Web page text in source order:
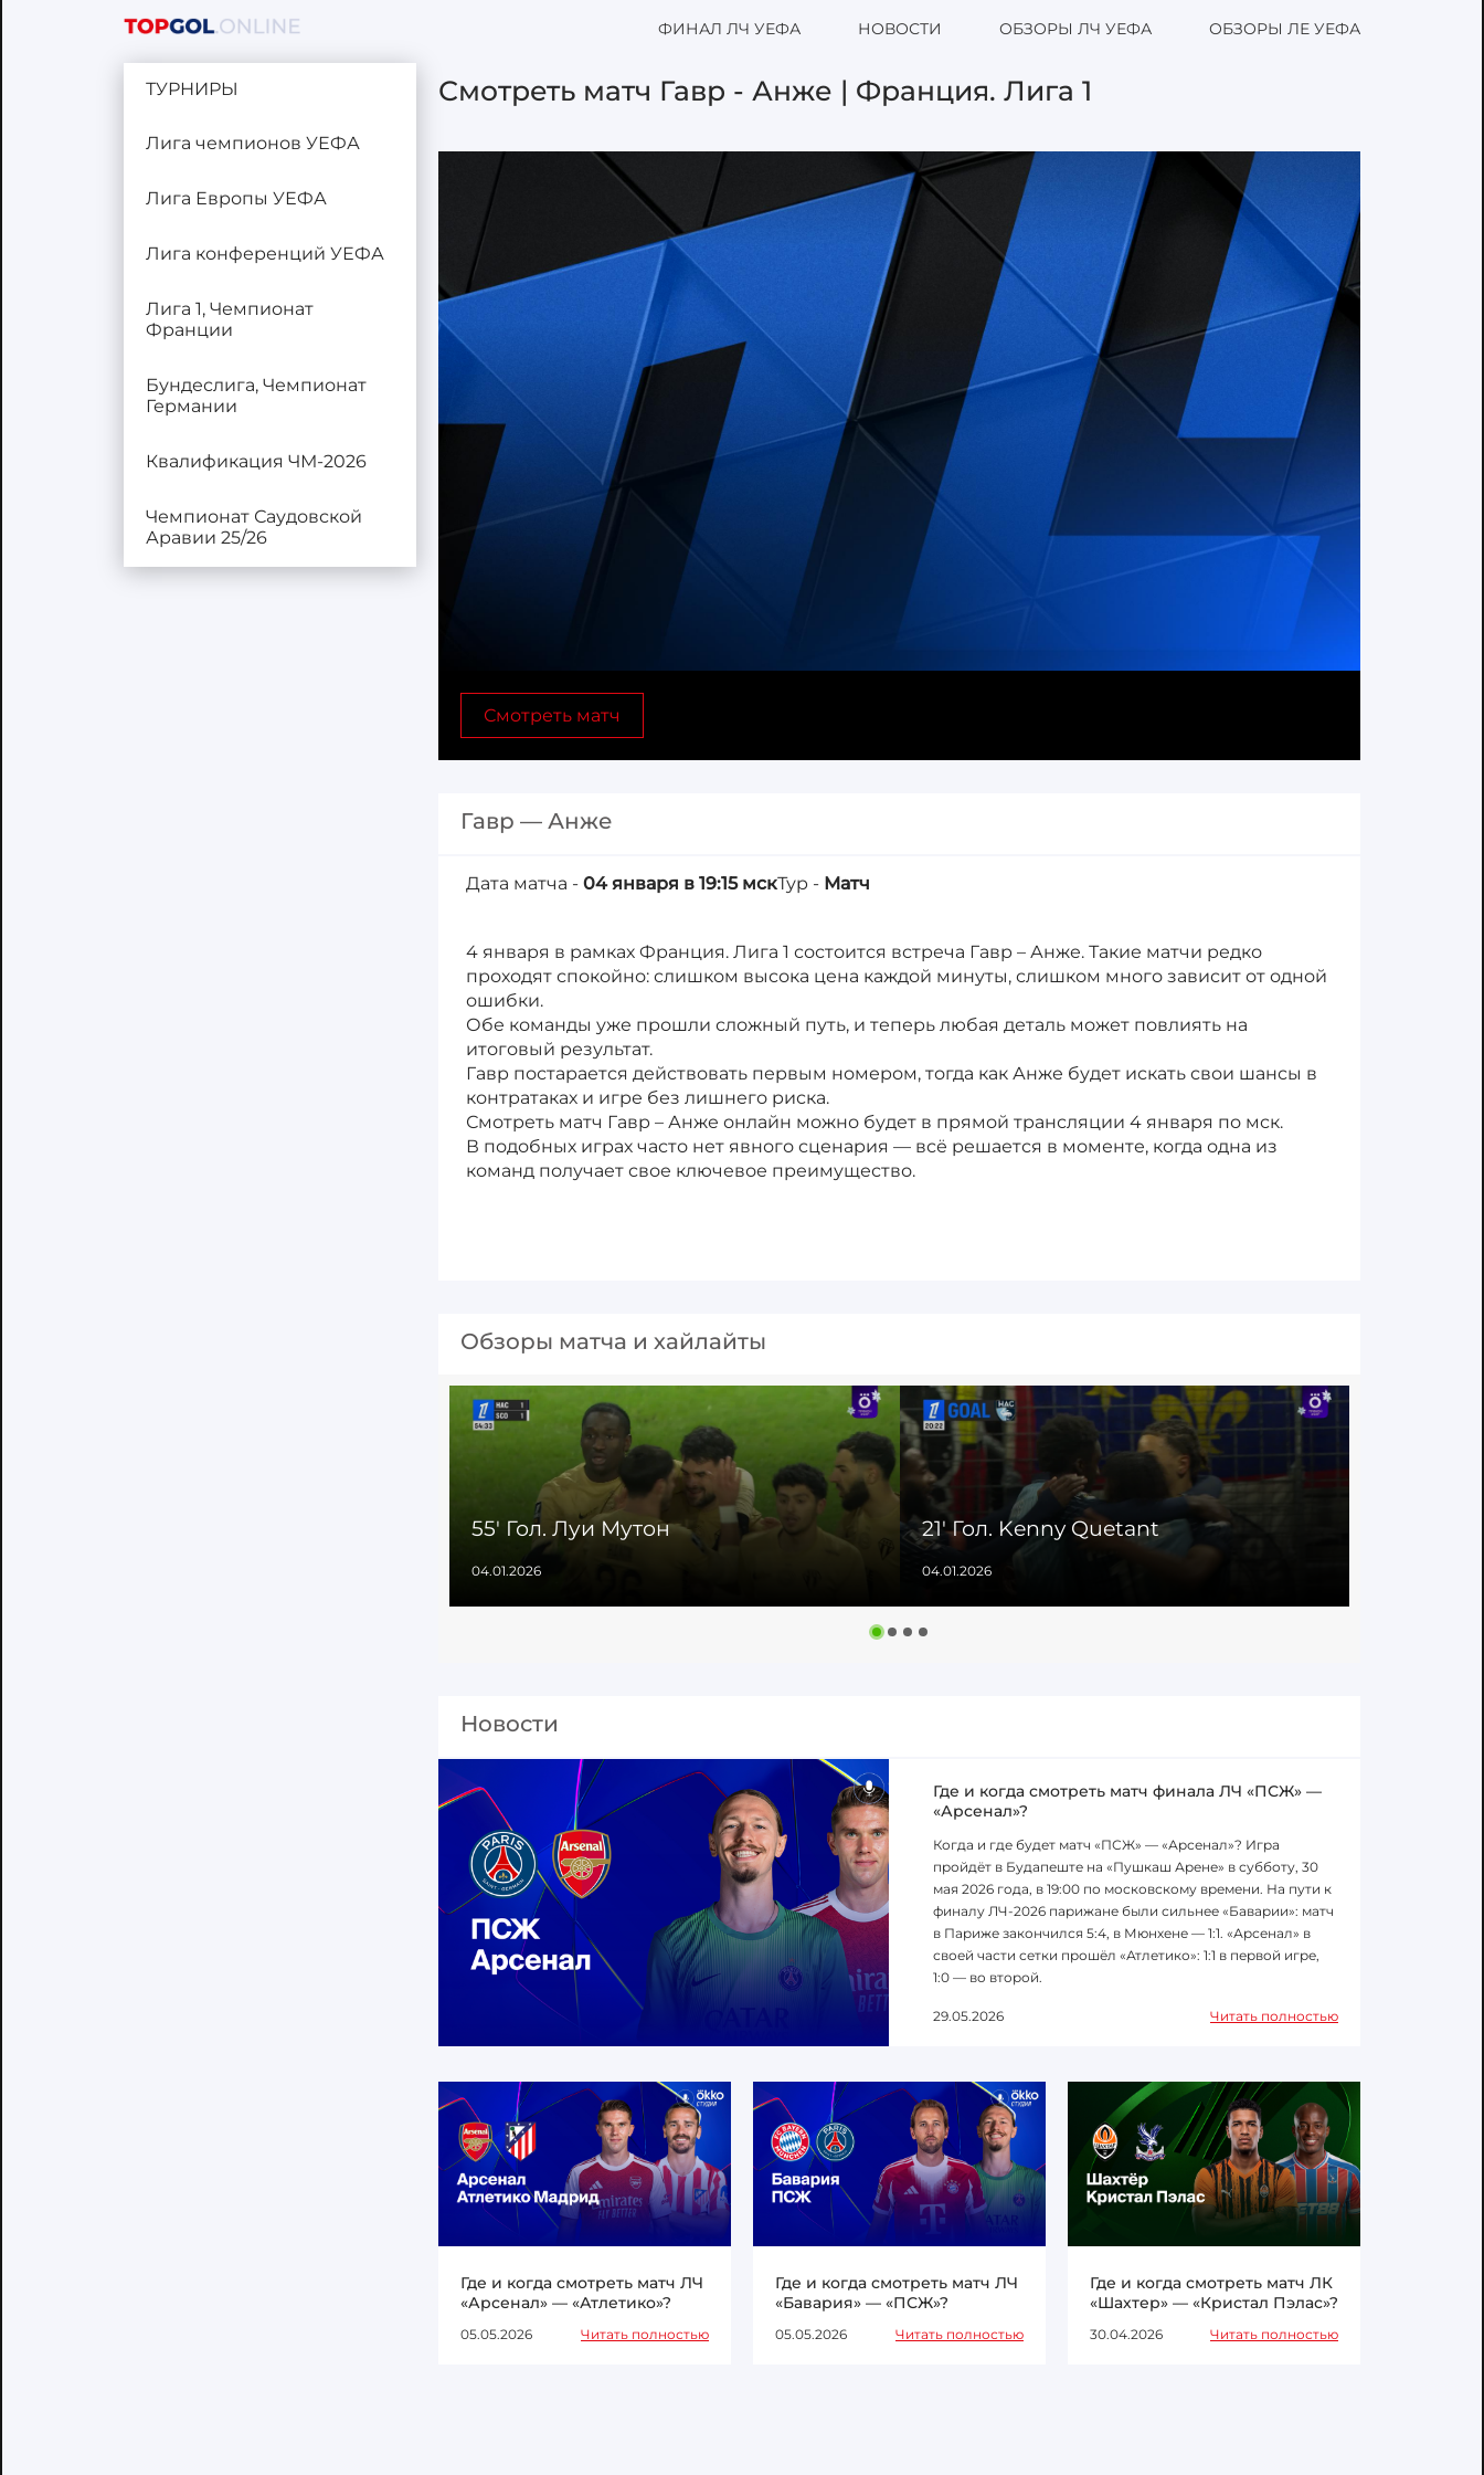
ФИНАЛ ЛЧ УЕФА НОВОСТИ ОБЗОРЫ ЛЧ УЕФА ОБЗОРЫ ЛЕ УЕФА
ТУРНИРЫ
Лига чемпионов УЕФА
Лига Европы УЕФА
Лига конференций УЕФА
Лига 1, Чемпионат
Франции
Бундеслига, Чемпионат
Германии
Квалификация ЧМ-2026
Чемпионат Саудовской
Аравии 25/26
Смотреть матч Гавр - Анже | Франция. Лига 1
Смотреть матч
Гавр — Анже
Дата матча - 04 января в 19:15 мскТур - Матч
4 января в рамках Франция. Лига 1 состоится встреча Гавр – Анже. Такие матчи редко
проходят спокойно: слишком высока цена каждой минуты, слишком много зависит от одной
ошибки.
Обе команды уже прошли сложный путь, и теперь любая деталь может повлиять на
итоговый результат.
Гавр постарается действовать первым номером, тогда как Анже будет искать свои шансы в
контратаках и игре без лишнего риска.
Смотреть матч Гавр – Анже онлайн можно будет в прямой трансляции 4 января по мск.
В подобных играх часто нет явного сценария — всё решается в моменте, когда одна из
команд получает свое ключевое преимущество.
Обзоры матча и хайлайты
55' Гол. Луи Мутон
04.01.2026
21' Гол. Kenny Quetant
04.01.2026
Новости
Где и когда смотреть матч финала ЛЧ «ПСЖ» —
«Арсенал»?
Когда и где будет матч «ПСЖ» — «Арсенал»? Игра
пройдёт в Будапеште на «Пушкаш Арене» в субботу, 30
мая 2026 года, в 19:00 по московскому времени. На пути к
финалу ЛЧ-2026 парижане были сильнее «Баварии»: матч
в Париже закончился 5:4, в Мюнхене — 1:1. «Арсенал» в
своей части сетки прошёл «Атлетико»: 1:1 в первой игре,
1:0 — во второй.
29.05.2026 Читать полностью
Где и когда смотреть матч ЛЧ
«Арсенал» — «Атлетико»?
05.05.2026 Читать полностью
Где и когда смотреть матч ЛЧ
«Бавария» — «ПСЖ»?
05.05.2026 Читать полностью
Где и когда смотреть матч ЛК
«Шахтер» — «Кристал Пэлас»?
30.04.2026 Читать полностью